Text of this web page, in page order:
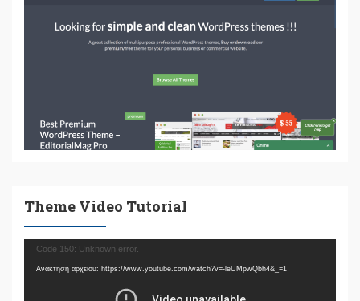
Theme Video Tutorial
Πρόγραμμα
Αναπαραγωγής
Code 150: Unknown error.
Ανάκτηση αρχείου: https://www.youtube.com/watch?v=-leUMpwQbh4&_=1